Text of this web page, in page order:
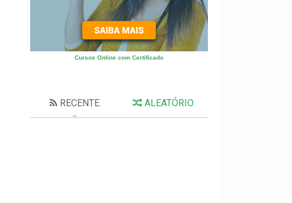
Cursos Online com Certificado
RECENTE ALEATÓRIO